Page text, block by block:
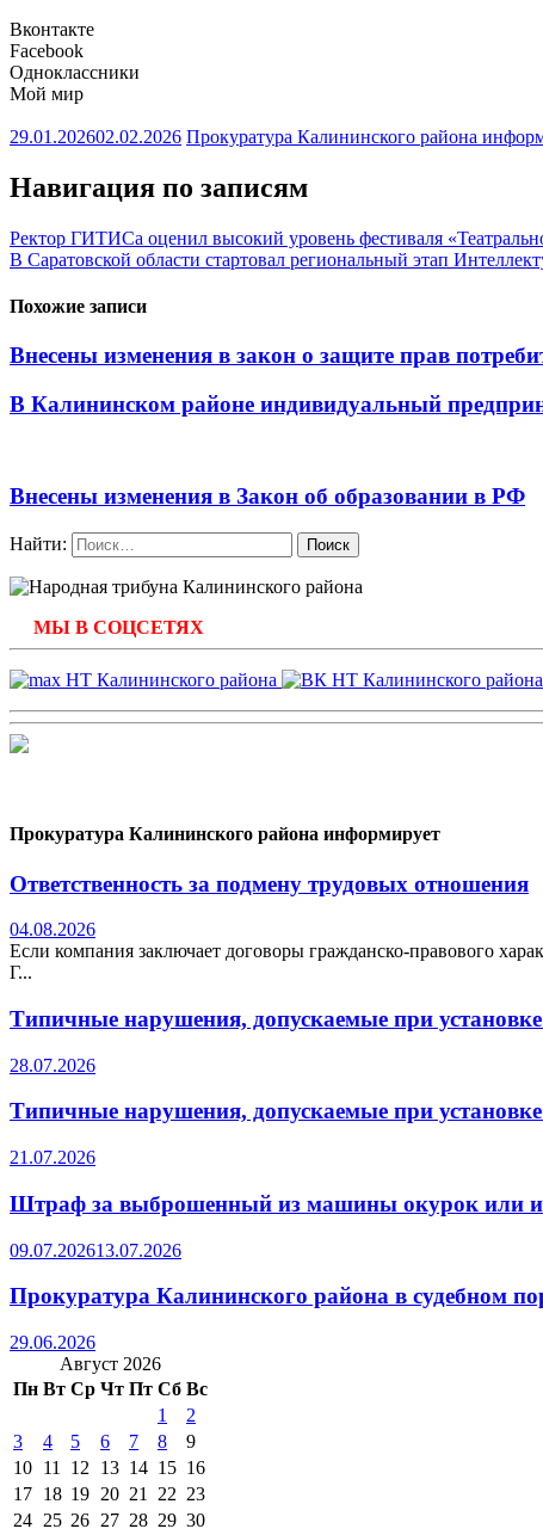
Вконтакте
Facebook
Одноклассники
Мой мир
29.01.202602.02.2026 Прокуратура Калининского района
Навигация по записям
Ректор ГИТИСа оценил высокий уровень фестиваля
В Саратовской области стартовал региональный этап
Похожие записи
Внесены изменения в закон о защите прав
В Калининском районе индивидуальный
Внесены изменения в Закон об образовании в РФ
Найти:
МЫ В СОЦСЕТЯХ
Прокуратура Калининского района информирует
Ответственность за подмену трудовых отношения
04.08.2026
Если компания заключает договоры гражданско-правового
Г...
Типичные нарушения, допускаемые при
28.07.2026
Типичные нарушения, допускаемые при
21.07.2026
Штраф за выброшенный из машины окурок или
09.07.202613.07.2026
Прокуратура Калининского района в судебном
29.06.2026
Август 2026
Пн Вт Ср Чт Пт Сб Вс
1
2
3
4 5 6 7 8
9
10 11 12 13 14 15 16
17 18 19 20 21 22 23
24 25 26 27 28 29 30